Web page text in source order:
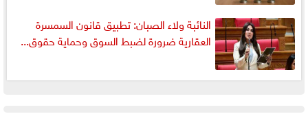
النائبة ولاء الصبان: تطبيق قانون السمسرة
العقارية ضرورة لضبط السوق وحماية حقوق...